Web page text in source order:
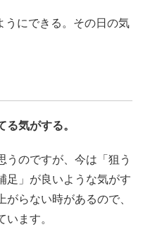
うにできる。その日の気
気がする。
のですが、今は「狙う
足」が良いような気がす
らない時があるので、
ます。